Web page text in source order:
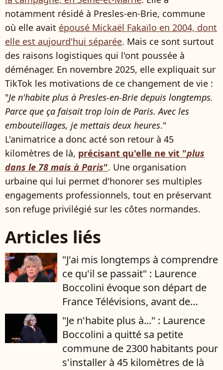
notamment résidé à Presles-en-Brie, commune
où elle avait épousé Mickaël Fakaïlo en 2004, dont
elle est aujourd'hui séparée. Mais ce sont surtout
des raisons logistiques qui l'ont poussée à
déménager. En novembre 2025, elle expliquait sur
TikTok les motivations de ce changement de vie :
"Je n'habite plus à Presles-en-Brie depuis longtemps.
Parce que ça faisait trop loin de Paris. Avec les
embouteillages, je mettais deux heures."
L'animatrice a donc acté son retour à 45
kilomètres de là, précisant qu'elle ne vit "plus
dans le 78 mais à Paris". Une organisation
urbaine qui lui permet d'honorer ses multiples
engagements professionnels, tout en préservant
son refuge privilégié sur les côtes normandes.
Articles liés
"J'ai mis longtemps à comprendre
ce qu'il se passait" : Laurence
Boccolini évoque son départ de
France Télévisions, avant de
retrouver un an plus tard
l'antenne
"Je n'habite plus à..." : Laurence
Boccolini a quitté sa petite
commune de 2300 habitants pour
s'installer à 45 kilomètres de là